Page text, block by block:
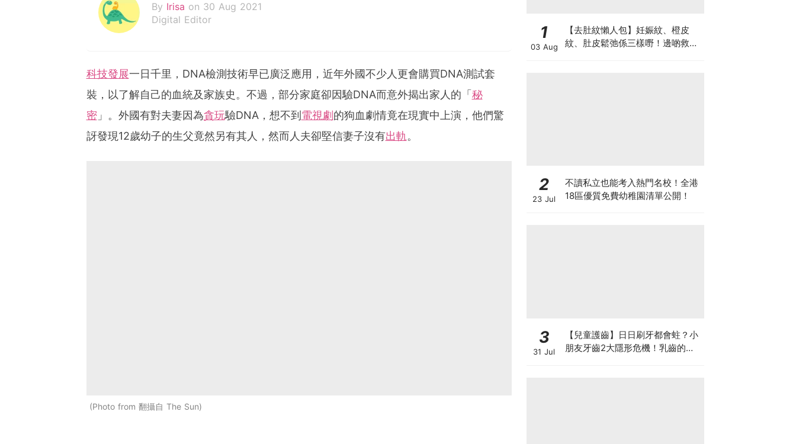
By Irisa on 30 Aug 2021
Digital Editor
科技發展一日千里，DNA檢測技術早已廣泛應用，近年外國不少人更會購買DNA測試套
裝，以了解自己的血統及家族史。不過，部分家庭卻因驗DNA而意外揭出家人的「 秘
密」。外國有對夫妻因為貪玩驗DNA，想不到 電視劇 的狗血劇情竟在現實中上演，他們驚
訝發現12歲幼子的生父竟然另有其人，然而人夫卻堅信妻子沒有出軌。
Photo from 翻攝自 The Sun
1
03 Aug
【去肚紋懶人包】妊娠紋、橙皮
紋、肚皮鬆弛係三樣嘢！邊啲救得
2
23 Jul
不讀私立也能考入熱門名校！全港
18區優質免費幼稚園清單公開！
3
31 Jul
【兒童護齒】日日刷牙都會蛀？小
朋友牙齒2大隱形危機！乳齒的琺